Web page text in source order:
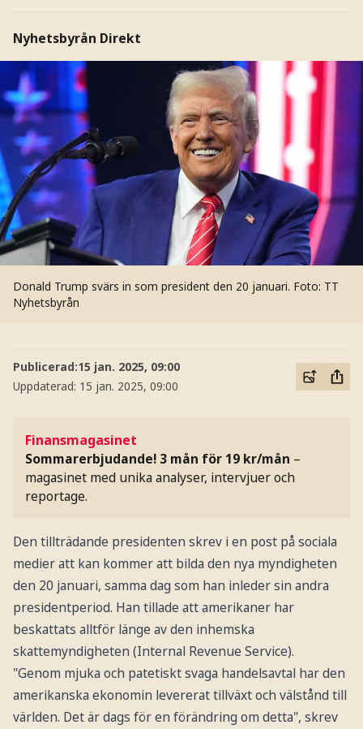
Nyhetsbyrån Direkt
Donald Trump svärs in som president den 20 januari. Foto: TT
Nyhetsbyrån
Publicerad:15 jan. 2025, 09:00
Uppdaterad: 15 jan. 2025, 09:00
Finansmagasinet
Sommarerbjudande! 3 mån för 19 kr/mån –
magasinet med unika analyser, intervjuer och
reportage.
Den tillträdande presidenten skrev i en post på sociala
medier att kan kommer att bilda den nya myndigheten
den 20 januari, samma dag som han inleder sin andra
presidentperiod. Han tillade att amerikaner har
beskattats alltför länge av den inhemska
skattemyndigheten (Internal Revenue Service).
"Genom mjuka och patetiskt svaga handelsavtal har den
amerikanska ekonomin levererat tillväxt och välstånd till
världen. Det är dags för en förändring om detta", skrev